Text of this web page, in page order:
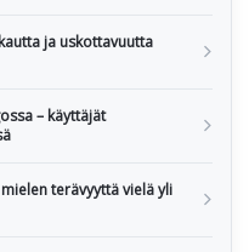
ja uskottavuutta
– käyttäjät
terävyyttä vielä yli